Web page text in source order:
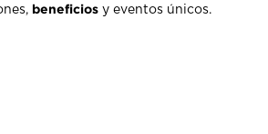
beneficios y eventos únicos.